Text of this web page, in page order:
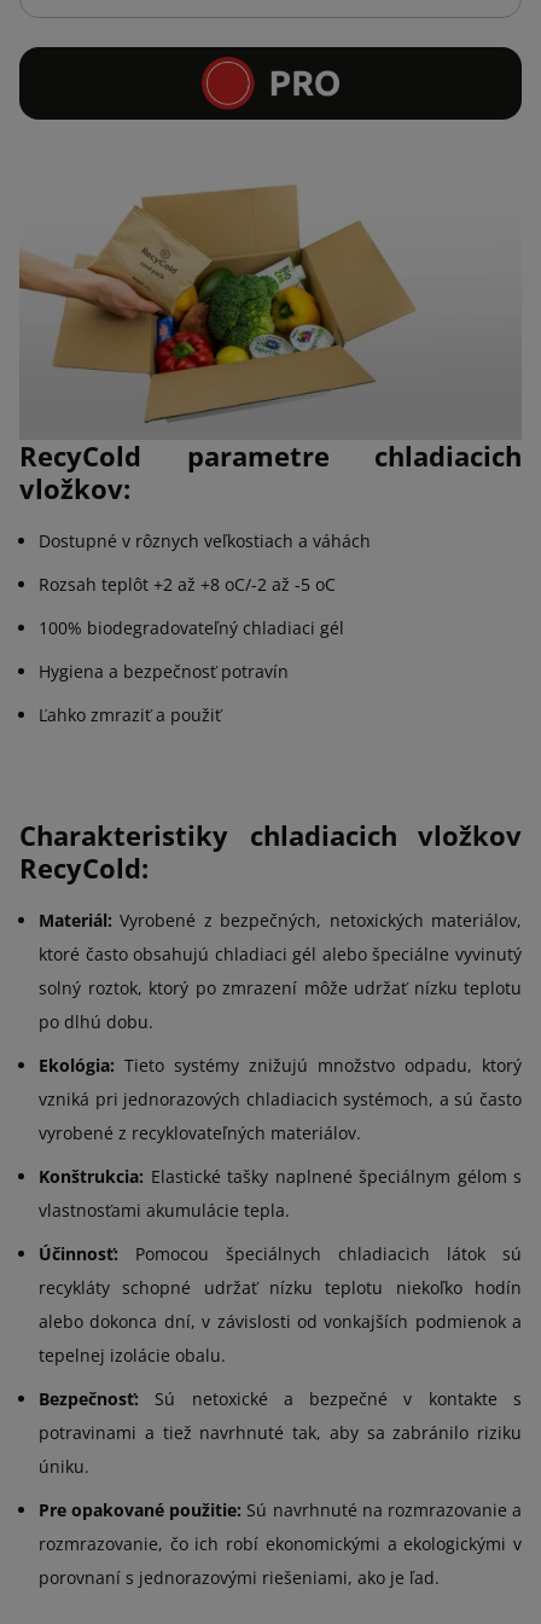
RecyCold parametre chladiacich
vložkov:
Dostupné v rôznych veľkostiach a váhách
Rozsah teplôt +2 až +8 oC/-2 až -5 oC
100% biodegradovateľný chladiaci gél
Hygiena a bezpečnosť potravín
Ľahko zmraziť a použiť
Charakteristiky chladiacich vložkov
RecyCold:
Materiál:Vyrobené z bezpečných, netoxických materiálov,
ktoré často obsahujú chladiaci gél alebo špeciálne vyvinutý
solný roztok, ktorý po zmrazení môže udržať nízku teplotu
po dlhú dobu.
Ekológia: Tieto systémy znižujú množstvo odpadu, ktorý
vzniká pri jednorazových chladiacich systémoch, a sú často
vyrobené z recyklovateľných materiálov.
Konštrukcia: Elastické tašky naplnené špeciálnym gélom s
vlastnosťami akumulácie tepla.
Účinnosť: Pomocou špeciálnych chladiacich látok sú
recykláty schopné udržať nízku teplotu niekoľko hodín
alebo dokonca dní, v závislosti od vonkajších podmienok a
tepelnej izolácie obalu.
Bezpečnosť: Sú netoxické a bezpečné v kontakte s
potravinami a tiež navrhnuté tak, aby sa zabránilo riziku
úniku.
Pre opakované použitie: Sú navrhnuté na rozmrazovanie a
rozmrazovanie, čo ich robí ekonomickými a ekologickými v
porovnaní s jednorazovými riešeniami, ako je ľad.